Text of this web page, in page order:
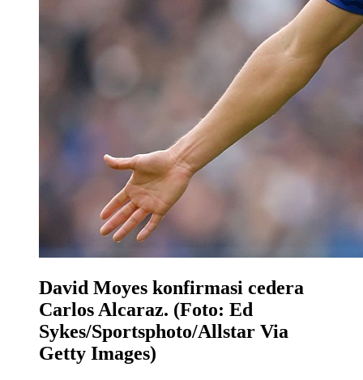
David Moyes konfirmasi cedera
Carlos Alcaraz. (Foto: Ed
Sykes/Sportsphoto/Allstar Via
Getty Images)